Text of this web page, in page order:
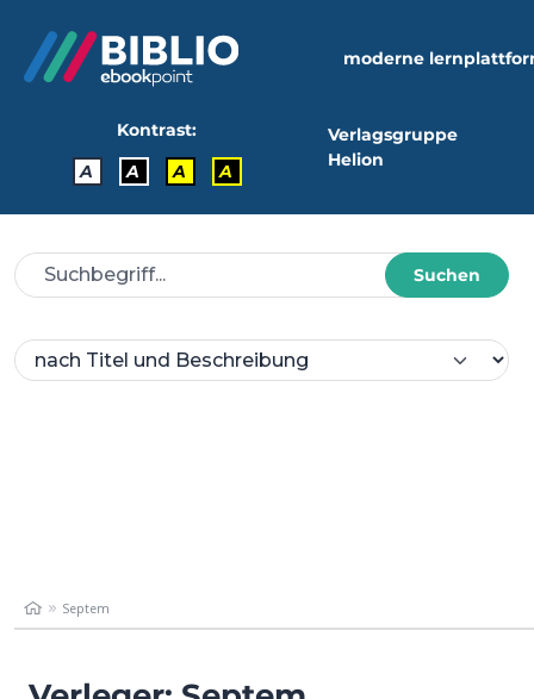
moderne
Kontrast:
A
A A A
Verlagsgruppe
Helion
Suchen
Septem